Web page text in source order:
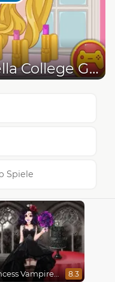
Aurora and Cinderella College Girls
Spiele
Princess Vampire Wedding Makeover 8.3